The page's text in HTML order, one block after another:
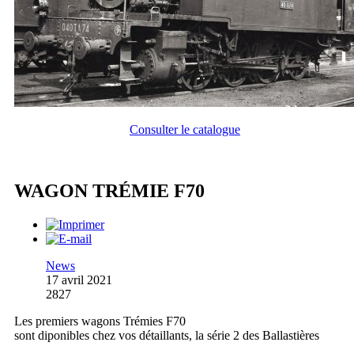
Consulter le catalogue
WAGON TRÉMIE F70
News
17 avril 2021
2827
Les premiers wagons Trémies F70
sont diponibles chez vos détaillants, la série 2 des Ballastières